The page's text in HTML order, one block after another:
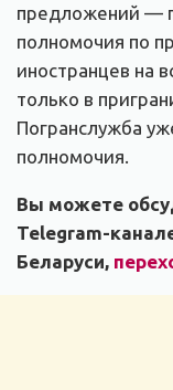
предложений —
полномочия по
иностранцев на
только в
Погранслужба
полномочия.
Вы можете
Telegram-
Беларуси,